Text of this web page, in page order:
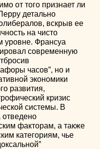
от того признает ли
детально
вскрыв ее
на чисто
уровне. Франсуа
современную
часов”, но и
экономики
развития,
кризис
системы. В
отведено
факторам, а также
категориям, чье